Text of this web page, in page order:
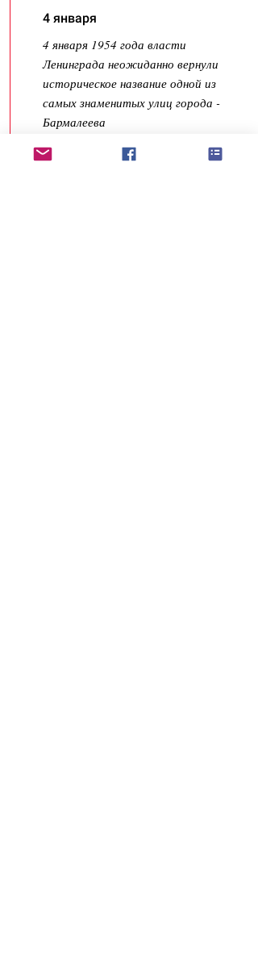
4 января
4 января 1954 года власти
Ленинграда неожиданно вернули
историческое название одной из
самых знаменитых улиц города -
Бармалеева
Подробнее